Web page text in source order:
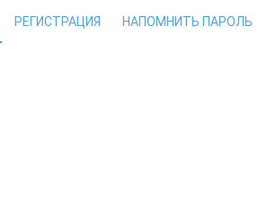
РЕГИСТРАЦИЯ НАПОМНИТЬ ПАРОЛЬ